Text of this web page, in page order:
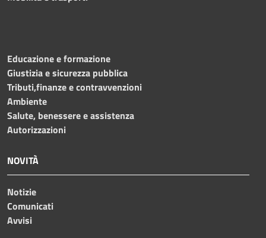
Educazione e formazione
Giustizia e sicurezza pubblica
Tributi,finanze e contravvenzioni
Ambiente
Salute, benessere e assistenza
Autorizzazioni
NOVITÀ
Notizie
Comunicati
Avvisi